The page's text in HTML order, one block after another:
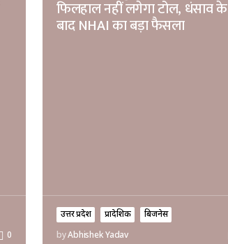
0
फिलहाल नहीं लगेगा टोल, धंसाव के
बाद NHAI का बड़ा फैसला
उत्तर प्रदेश प्रादेशिक
बिजनेस
byAbhishek Yadav